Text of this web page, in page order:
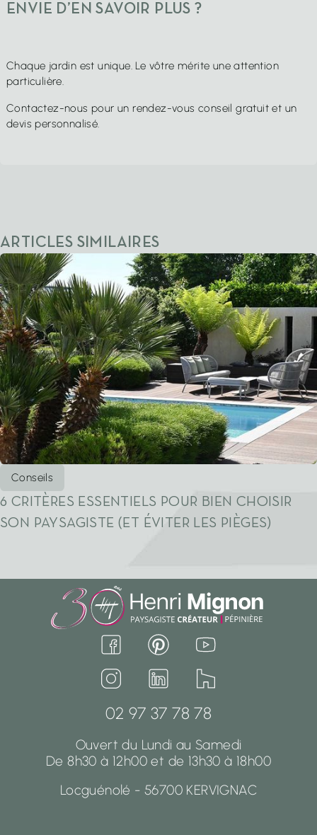
ENVIE D’EN SAVOIR PLUS ?
Chaque jardin est unique. Le vôtre mérite une attention
particulière.
Contactez-nous pour un rendez-vous conseil gratuit et un
devis personnalisé.
ARTICLES SIMILAIRES
Conseils
6 CRITÈRES ESSENTIELS POUR BIEN CHOISIR
SON PAYSAGISTE (ET ÉVITER LES PIÈGES)
02 97 37 78 78
Ouvert du Lundi au Samedi
De 8h30 à 12h00 et de 13h30 à 18h00
Locguénolé - 56700 KERVIGNAC